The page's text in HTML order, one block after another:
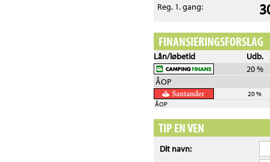
Reg. 1. gang:
FINANSIERINGSFORSLAG
Lån/løbetid
Udb.
20 %
ÅOP
20 %
ÅOP
TIP EN VEN
Dit navn: